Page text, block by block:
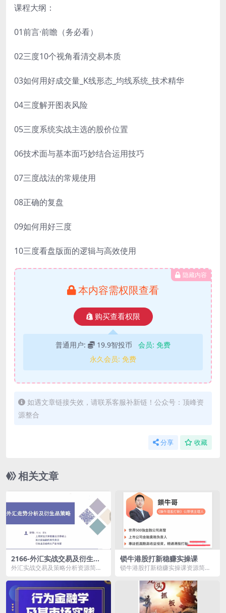
课程大纲：
01前言·前瞻（务必看）
02三度10个视角看清交易本质
03如何用好成交量_K线形态_均线系统_技术精华
04三度解开图表风险
05三度系统实战主选的股价位置
06技术面与基本面巧妙结合运用技巧
07三度战法的常规使用
08正确的复盘
09如何用好三度
10三度看盘版面的逻辑与高效使用
隐藏内容
本内容需权限查看
购买查看权限
普通用户: 19.9智投币 会员: 免费
永久会员: 免费
如遇文章链接失效，请联系客服补新链！公众号：顶峰资
源整合
分享 收藏
相关文章
2166-外汇实战交易及衍生品
策略分析
外汇实战交易及策略分析资源简
放：...
锁牛港股打新稳赚实操课
锁牛港股打新稳赚实操课资源简
方式是...